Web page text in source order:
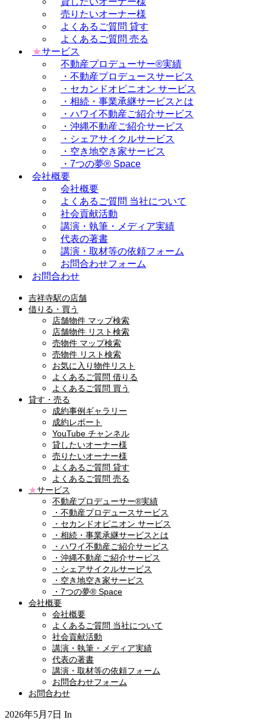
売りたいオーナー様
よくあるご質問 貸す
よくあるご質問 売る
★サービス
不動産プロデューサー®実績
・不動産プロデュースサービス
・セカンドオピニオン サービス
・相続・事業承継サービスとは
・ハワイ不動産ご紹介サービス
・沖縄不動産ご紹介サービス
・シェアサイクルサービス
・空き地空き家サービス
・7つの夢® Space
会社概要
会社概要
よくあるご質問 当社について
社会貢献活動
講演・執筆・メディア実績
代表の著書
講演・取材等の依頼フォーム
お問合わせフォーム
お問合わせ
吉祥寺駅の店舗
借りる・買う
店舗物件 マップ検索
店舗物件 リスト検索
売物件 マップ検索
売物件 リスト検索
お気に入り物件リスト
よくあるご質問 借りる
よくあるご質問 買う
貸す・売る
成約事例ギャラリー
成約レポート
YouTube チャンネル
貸したいオーナー様
売りたいオーナー様
よくあるご質問 貸す
よくあるご質問 売る
★サービス
不動産プロデューサー®実績
・不動産プロデュースサービス
・セカンドオピニオン サービス
・相続・事業承継サービスとは
・ハワイ不動産ご紹介サービス
・沖縄不動産ご紹介サービス
・シェアサイクルサービス
・空き地空き家サービス
・7つの夢® Space
会社概要
会社概要
よくあるご質問 当社について
社会貢献活動
講演・執筆・メディア実績
代表の著書
講演・取材等の依頼フォーム
お問合わせフォーム
お問合わせ
2026年5月7日 In